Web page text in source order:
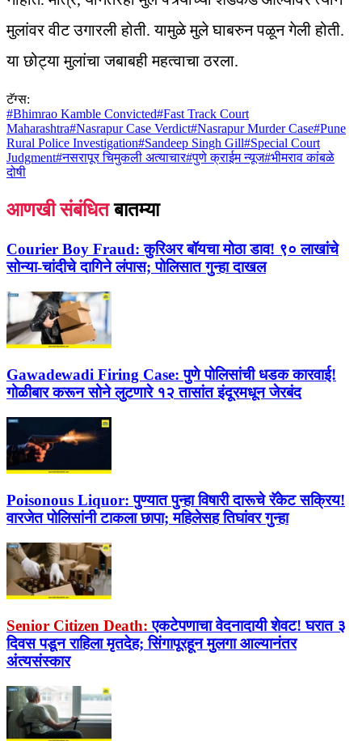
मुलांवर वीट उगारली होती. यामुळे मुले घाबरुन पळून गेली होती.
या छोट्या मुलांचा जबाबही महत्वाचा ठरला.
टॅग्स:
#Bhimrao Kamble Convicted#Fast Track Court
Maharashtra#Nasrapur Case Verdict#Nasrapur Murder Case#Pune
Rural Police Investigation#Sandeep Singh Gill#Special Court
Judgment#नसरापूर चिमुकली अत्याचार#पुणे क्राईम न्यूज#भीमराव कांबळे
दोषी
आणखी संबंधित बातम्या
Courier Boy Fraud: कुरिअर बॉयचा मोठा डाव! ९० लाखांचे
सोन्या-चांदीचे दागिने लंपास; पोलिसात गुन्हा दाखल
Gawadewadi Firing Case: पुणे पोलिसांची धडक कारवाई!
गोळीबार करून सोने लुटणारे १२ तासांत इंदूरमधून जेरबंद
Poisonous Liquor: पुण्यात पुन्हा विषारी दारूचे रॅकेट सक्रिय!
वारजेत पोलिसांनी टाकला छापा; महिलेसह तिघांवर गुन्हा
Senior Citizen Death: एकटेपणाचा वेदनादायी शेवट! घरात ३
दिवस पडून राहिला मृतदेह; सिंगापूरहून मुलगा आल्यानंतर
अंत्यसंस्कार